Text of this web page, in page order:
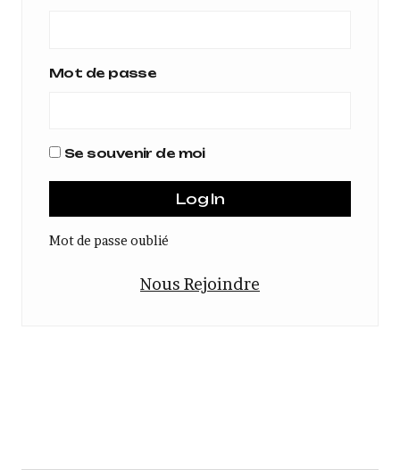
Mot de passe
Se souvenir de moi
Mot de passe oublié
Nous Rejoindre